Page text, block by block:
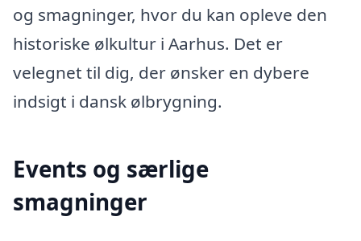
og smagninger, hvor du kan opleve den
historiske ølkultur i Aarhus. Det er
velegnet til dig, der ønsker en dybere
indsigt i dansk ølbrygning.
Events og særlige
smagninger